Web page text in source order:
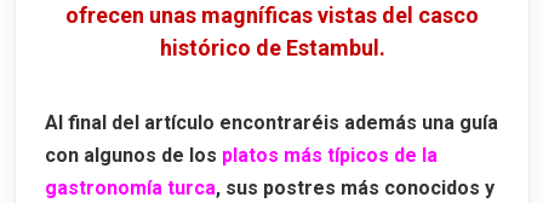
ofrecen unas magníficas vistas del casco
histórico de Estambul.
Al final del artículo encontraréis además una guía
con algunos de los platos más típicos de la
gastronomía turca, sus postres más conocidos y